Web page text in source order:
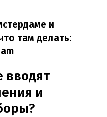
и
там делать:
вводят
и